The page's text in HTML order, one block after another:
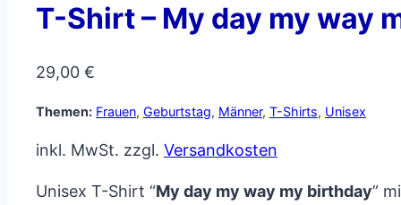
T-Shirt – My day my way
29,00 €
Themen: Frauen, Geburtstag, Männer, T-Shirts, Unisex
inkl. MwSt. zzgl. Versandkosten
Unisex T-Shirt “My day my way my birthday”